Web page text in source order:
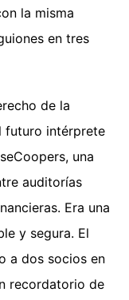
la misma
en tres
de la
futuro intérprete
una
auditorías
Era una
y segura. El
a dos socios en
recordatorio de